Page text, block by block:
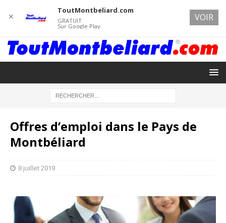
Offres d’emploi dans le Pays de
Montbéliard
8 juillet 2019
✕
ToutMontbeliard.com
GRATUIT
Sur Google Play
VOIR